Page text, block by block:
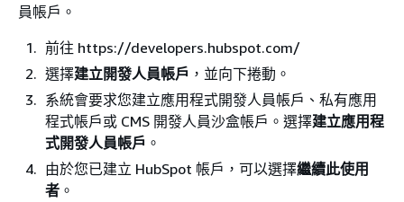
員帳戶。
前往 https://developers.hubspot.com/
選擇建立開發人員帳戶 ，並向下捲動。
系統會要求您建立應用程式開發人員帳戶、私有應用
程式帳戶或 CMS 開發人員沙盒帳戶。選擇建立應用程
式開發人員帳戶 。
由於您已建立 HubSpot 帳戶，可以選擇繼續此使用
者 。